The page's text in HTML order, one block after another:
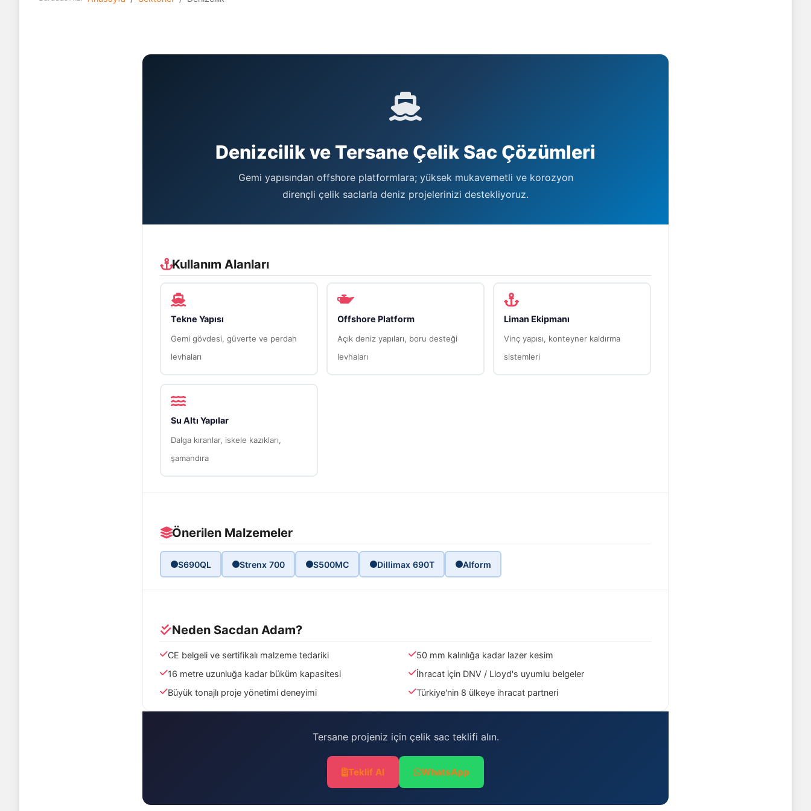
Denizcilik ve Tersane Çelik Sac Çözümleri
Gemi yapısından offshore platformlara; yüksek mukavemetli ve korozyon
dirençli çelik saclarla deniz projelerinizi destekliyoruz.
Kullanım Alanları
Tekne Yapısı
Gemi gövdesi, güverte ve perdah
levhaları
Offshore Platform
Açık deniz yapıları, boru desteği
levhaları
Liman Ekipmanı
Vinç yapısı, konteyner kaldırma
sistemleri
Su Altı Yapılar
Dalga kıranlar, iskele kazıkları,
şamandıra
Önerilen Malzemeler
S690QL Strenx 700 S500MC Dillimax 690T Alform
Neden Sacdan Adam?
CE belgeli ve sertifikalı malzeme tedariki
50 mm kalınlığa kadar lazer kesim
16 metre uzunluğa kadar büküm kapasitesi
İhracat için DNV / Lloyd's uyumlu belgeler
Büyük tonajlı proje yönetimi deneyimi
Türkiye'nin 8 ülkeye ihracat partneri
Tersane projeniz için çelik sac teklifi alın.
Teklif Al WhatsApp